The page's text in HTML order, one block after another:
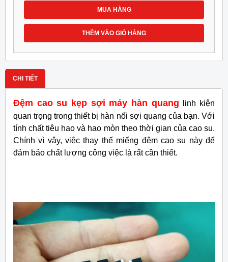
MUA HÀNG
THÊM VÀO GIỎ HÀNG
CHI TIẾT
Đệm cao su kẹp sợi máy hàn quang
linh kiện
quan trọng trong thiết bị hàn nối sợi quang của bạn. Với
tính chất tiêu hao và hao mòn theo thời gian của cao su.
Chính vì vậy, việc thay thế miếng đệm cao su này để
đảm bảo chất lượng công việc là rất cần thiết.